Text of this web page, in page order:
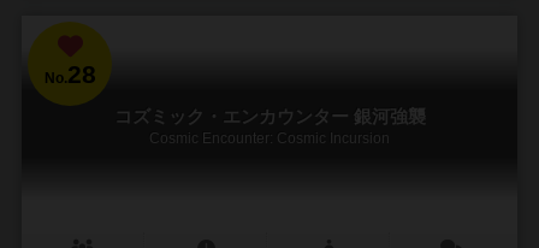
No.28
コズミック・エンカウンター 銀河強襲
Cosmic Encounter: Cosmic Incursion